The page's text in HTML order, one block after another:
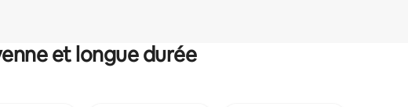
et longue durée